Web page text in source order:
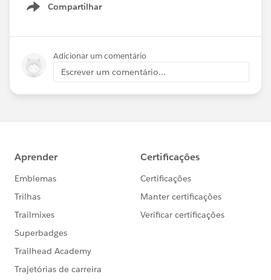
Compartilhar
Show menu
Adicionar um comentário
Escrever um comentário...